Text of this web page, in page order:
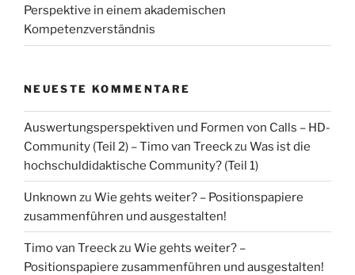
Perspektive in einem akademischen
Kompetenzverständnis
NEUESTE KOMMENTARE
Auswertungsperspektiven und Formen von Calls – HD-
Community (Teil 2) – Timo van Treeckzu Was ist die
hochschuldidaktische Community? (Teil 1)
Unknown zu Wie gehts weiter? – Positionspapiere
zusammenführen und ausgestalten!
Timo van Treeckzu Wie gehts weiter? –
Positionspapiere zusammenführen und ausgestalten!